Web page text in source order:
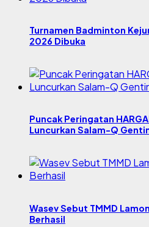
Turnamen Badminton
2026 Dibuka
Puncak Peringatan
Luncurkan Salam-Q
Wasev Sebut TMMD
Berhasil